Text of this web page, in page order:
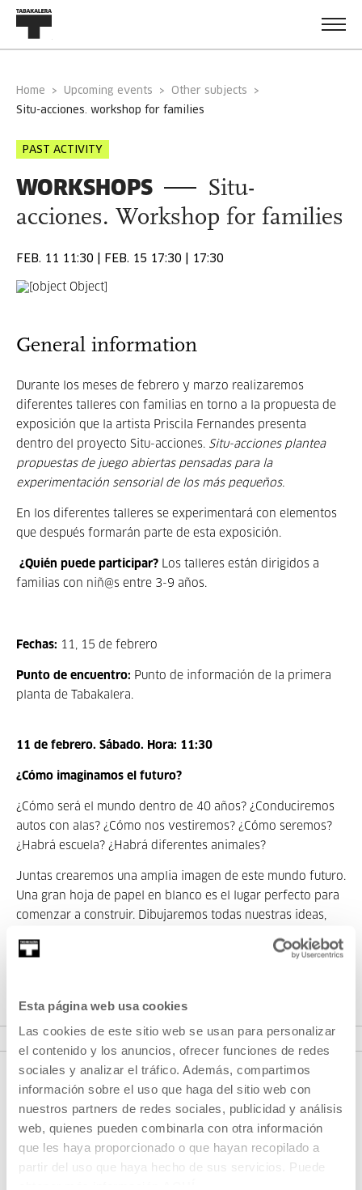
Esta página web usa cookies
Las cookies de este sitio web se usan para personalizar
el contenido y los anuncios, ofrecer funciones de redes
sociales y analizar el tráfico. Además, compartimos
información sobre el uso que haga del sitio web con
nuestros partners de redes sociales, publicidad y análisis
web, quienes pueden combinarla con otra información
que les haya proporcionado o que hayan recopilado a
partir del uso que haya hecho de sus servicios. Puede
Home Upcoming events
Other subjects
situ-acciones. workshop for families
PAST ACTIVITY
WORKSHOPS
Situ-
acciones. Workshop for families
FEB. 11 11:30 | FEB. 15 17:30 | 17:30
General information
Durante los meses de febrero y marzo realizaremos
diferentes talleres con familias en torno a la propuesta de
exposición que la artista Priscila Fernandes presenta
dentro del proyecto Situ-acciones. Situ-acciones plantea
propuestas de juego abiertas pensadas para la
experimentación sensorial de los más pequeños.
En los diferentes talleres se experimentará con elementos
que después formarán parte de esta exposición.
¿Quién puede participar? Los talleres están dirigidos a
familias con niñ@s entre 3-9 años.
Fechas: 11, 15 de febrero
Punto de encuentro: Punto de información de la primera
planta de Tabakalera.
11 de febrero. Sábado. Hora: 11:30
¿Cómo imaginamos el futuro?
¿Cómo será el mundo dentro de 40 años? ¿Conduciremos
autos con alas? ¿Cómo nos vestiremos? ¿Cómo seremos?
¿Habrá escuela? ¿Habrá diferentes animales?
Juntas crearemos una amplia imagen de este mundo futuro.
Una gran hoja de papel en blanco es el lugar perfecto para
comenzar a construir. Dibujaremos todas nuestras ideas,
futuros habitantes, edificios fantásticos y extrañas
criaturas.